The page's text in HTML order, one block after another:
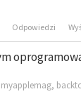
Odpowiedzi
myapplemag,